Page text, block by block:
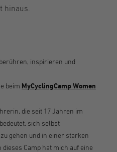
hinaus.
inspirieren und
beim MyCyclingCamp Women
die seit 17 Jahren im
sich selbst
gehen und in einer starken
Camp hat mich auf eine